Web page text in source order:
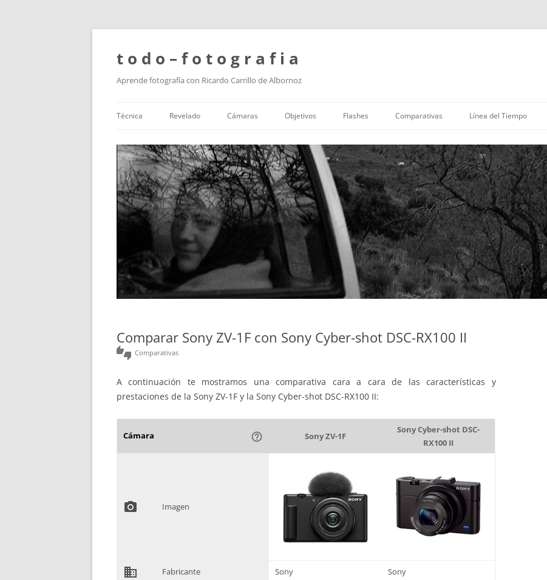
t o d o – f o t o g r a f i a
Aprende fotografía con Ricardo Carrillo de Albornoz
al
contenido
Técnica Revelado Cámaras Objetivos Flashes Comparativas Línea del Tiempo
Comparar Sony ZV-1F con Sony Cyber-shot DSC-RX100 II
thumbs_up_down Comparativas
A continuación te mostramos una comparativa cara a cara de las características y
prestaciones de la Sony ZV-1F y la Sony Cyber-shot DSC-RX100 II:
Cámara help_outline Sony ZV-1F
Sony Cyber-shot DSC-
RX100 II
photo_camera Imagen
domain Fabricante Sony Sony